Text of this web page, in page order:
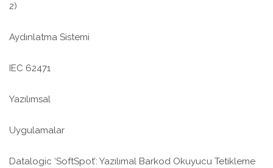
2)
Aydınlatma Sistemi
IEC 62471
Yazılımsal
Uygulamalar
Datalogic ‘SoftSpot’: Yazılımal Barkod Okuyucu Tetikleme